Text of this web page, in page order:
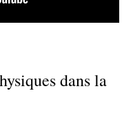
dans la